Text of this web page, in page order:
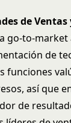
de
go-to-
de
funciones
así que
de